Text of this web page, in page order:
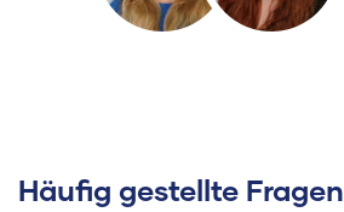
Häufig gestellte Fragen